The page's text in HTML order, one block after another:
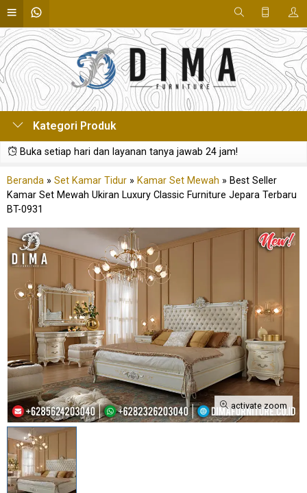
Kategori Produk
Buka setiap hari dan layanan tanya jawab 24 jam!
Beranda » Set Kamar Tidur » Kamar Set Mewah » Best Seller
Kamar Set Mewah Ukiran Luxury Classic Furniture Jepara Terbaru
BT-0931
activate zoom